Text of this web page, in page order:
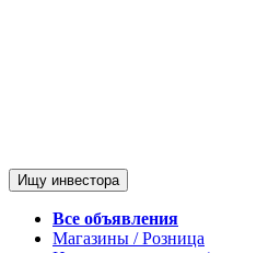
Ищу инвестора
Все объявления
Магазины / Розница